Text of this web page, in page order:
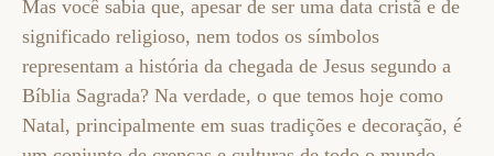
Mas você sabia que, apesar de ser uma data cristã e de
significado religioso, nem todos os símbolos
representam a história da chegada de Jesus segundo a
Bíblia Sagrada? Na verdade, o que temos hoje como
Natal, principalmente em suas tradições e decoração, é